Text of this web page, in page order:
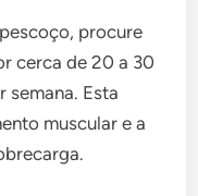
procure
cerca de 20 a 30
semana. Esta
muscular e a